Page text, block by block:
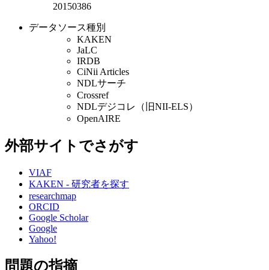
20150386
データソース種別
KAKEN
JaLC
IRDB
CiNii Articles
NDLサーチ
Crossref
NDLデジコレ（旧NII-ELS）
OpenAIRE
外部サイトでさがす
VIAF
KAKEN - 研究者を探す
researchmap
ORCID
Google Scholar
Google
Yahoo!
問題の指摘